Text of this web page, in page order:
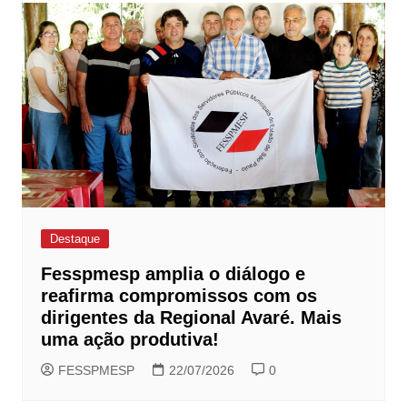
Destaque
Fesspmesp amplia o diálogo e
reafirma compromissos com os
dirigentes da Regional Avaré. Mais
uma ação produtiva!
FESSPMESP 22/07/2026 0